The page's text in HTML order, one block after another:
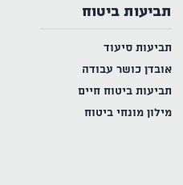
תביעות ביטוח
תביעות סיעוד
אובדן כושר עבודה
תביעות ביטוח חיים
מילון מונחי ביטוח